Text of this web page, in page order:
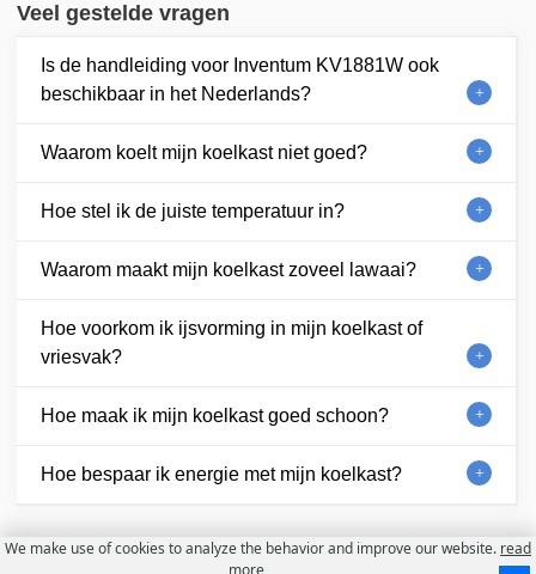
Veel gestelde vragen
Is de handleiding voor Inventum KV1881W ook
beschikbaar in het Nederlands?
Waarom koelt mijn koelkast niet goed?
Hoe stel ik de juiste temperatuur in?
Waarom maakt mijn koelkast zoveel lawaai?
Hoe voorkom ik ijsvorming in mijn koelkast of
vriesvak?
Hoe maak ik mijn koelkast goed schoon?
Hoe bespaar ik energie met mijn koelkast?
We make use of cookies to analyze the behavior and improve our website. read
more